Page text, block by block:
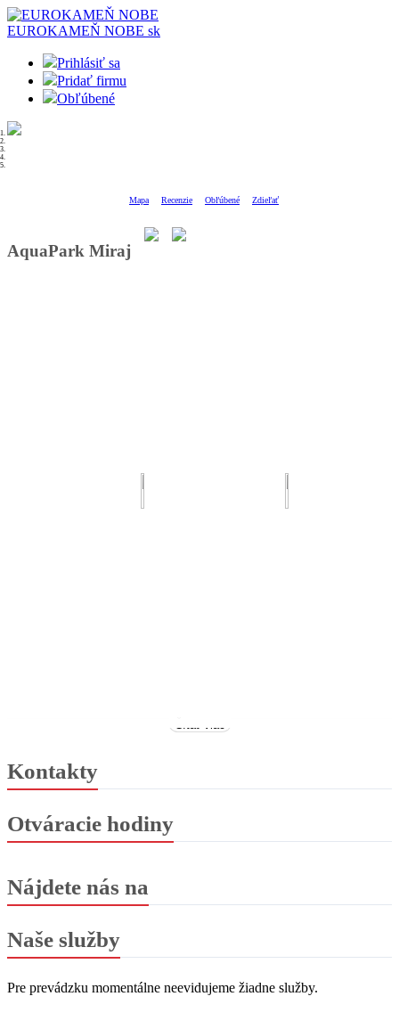
EUROKAMEŇ NOBE sk
Prihlásiť sa
Pridať firmu
Obľúbené
Mapa Recenzie Obľúbené Zdieľať
AquaPark Miraj
Čítať viac
Kontakty
Otváracie hodiny
Nájdete nás na
Naše služby
Pre prevádzku momentálne neevidujeme žiadne služby.